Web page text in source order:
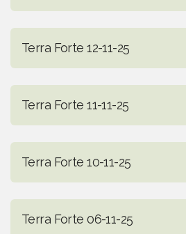
Terra Forte 12-11-25
Terra Forte 11-11-25
Terra Forte 10-11-25
Terra Forte 06-11-25